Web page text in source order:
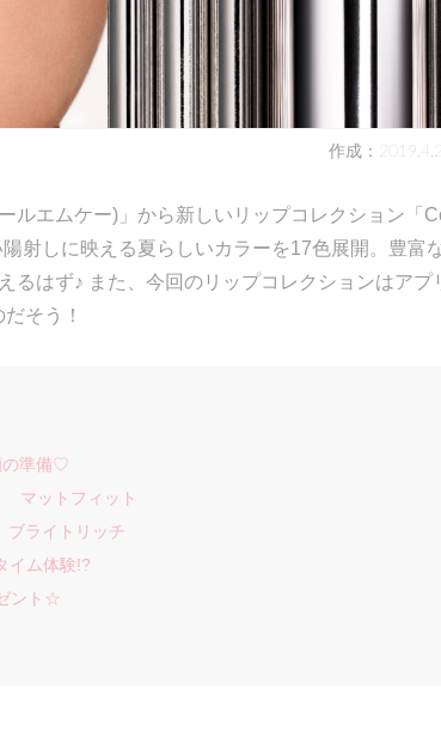
作成：
ルエムケー)」から新しいリップコレクション「
射しに映える夏らしいカラーを17色展開。豊富
るはず♪ また、今回のリップコレクションはアプ
そう！
の準備♡
マットフィット
ブライトリッチ
イム体験!?
ント☆